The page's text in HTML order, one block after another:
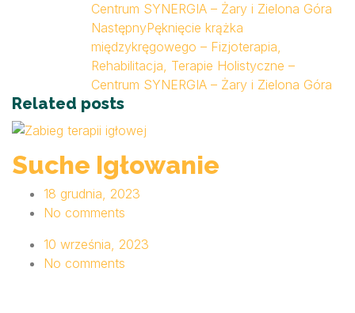
Centrum SYNERGIA – Żary i Zielona Góra
NastępnyPęknięcie krążka
międzykręgowego – Fizjoterapia,
Rehabilitacja, Terapie Holistyczne –
Centrum SYNERGIA – Żary i Zielona Góra
Related posts
Suche Igłowanie
18 grudnia, 2023
No comments
10 września, 2023
No comments